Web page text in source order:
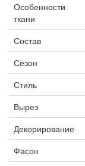
Особенности
ткани
Состав
Сезон
Стиль
Вырез
Декорирование
Фасон